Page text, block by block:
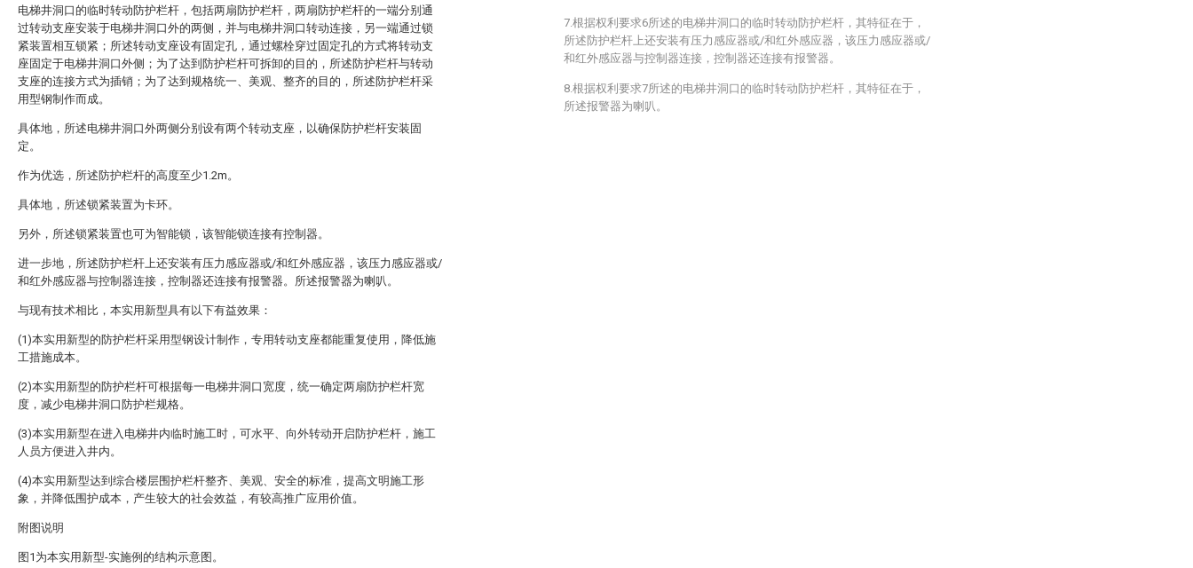
电梯井洞口的临时转动防护栏杆，包括两扇防护栏杆，两扇防护栏杆的一端分别通
过转动支座安装于电梯井洞口外的两侧，并与电梯井洞口转动连接，另一端通过锁
紧装置相互锁紧；所述转动支座设有固定孔，通过螺栓穿过固定孔的方式将转动支
座固定于电梯井洞口外侧；为了达到防护栏杆可拆卸的目的，所述防护栏杆与转动
支座的连接方式为插销；为了达到规格统一、美观、整齐的目的，所述防护栏杆采
用型钢制作而成。
具体地，所述电梯井洞口外两侧分别设有两个转动支座，以确保防护栏杆安装固
定。
作为优选，所述防护栏杆的高度至少1.2m。
具体地，所述锁紧装置为卡环。
另外，所述锁紧装置也可为智能锁，该智能锁连接有控制器。
进一步地，所述防护栏杆上还安装有压力感应器或/和红外感应器，该压力感应器或/
和红外感应器与控制器连接，控制器还连接有报警器。所述报警器为喇叭。
与现有技术相比，本实用新型具有以下有益效果：
(1)本实用新型的防护栏杆采用型钢设计制作，专用转动支座都能重复使用，降低施
工措施成本。
(2)本实用新型的防护栏杆可根据每一电梯井洞口宽度，统一确定两扇防护栏杆宽
度，减少电梯井洞口防护栏规格。
(3)本实用新型在进入电梯井内临时施工时，可水平、向外转动开启防护栏杆，施工
人员方便进入井内。
(4)本实用新型达到综合楼层围护栏杆整齐、美观、安全的标准，提高文明施工形
象，并降低围护成本，产生较大的社会效益，有较高推广应用价值。
附图说明
图1为本实用新型-实施例的结构示意图。
7.根据权利要求6所述的电梯井洞口的临时转动防护栏杆，其特征在于，
所述防护栏杆上还安装有压力感应器或/和红外感应器，该压力感应器或/
和红外感应器与控制器连接，控制器还连接有报警器。
8.根据权利要求7所述的电梯井洞口的临时转动防护栏杆，其特征在于，
所述报警器为喇叭。